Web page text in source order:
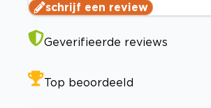
schrijf een review
Geverifieerde reviews
Top beoordeeld